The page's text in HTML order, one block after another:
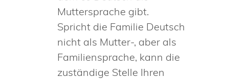
Muttersprache gibt.
Spricht die Familie Deutsch
nicht als Mutter-, aber als
Familiensprache, kann die
zuständige Stelle Ihren